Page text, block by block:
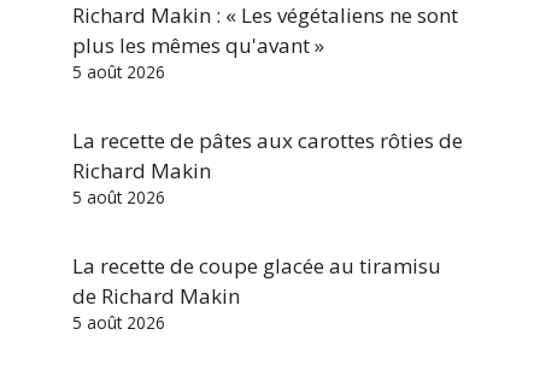
Richard Makin : « Les végétaliens ne sont
plus les mêmes qu'avant »
5 août 2026
La recette de pâtes aux carottes rôties de
Richard Makin
5 août 2026
La recette de coupe glacée au tiramisu
de Richard Makin
5 août 2026